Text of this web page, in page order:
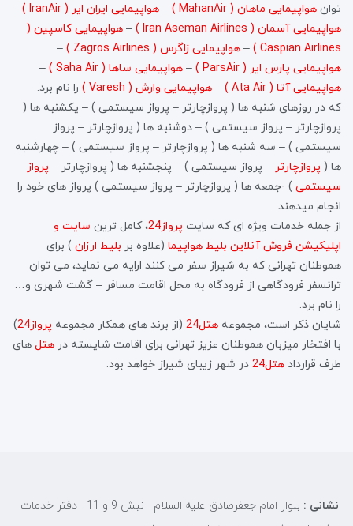
توان هواپیمایی ماهان ( MahanAir ) – هواپیمایی ایران ایر ( IranAir )
–
هواپیمایی آسمان ( Iran Aseman Airlines )
– هواپیمایی کاسپین (
Caspian Airlines )
– هواپیمایی زاگرس ( Zagros Airlines )
–
هواپیمایی پارس ایر ( ParsAir )
– هواپیمایی ساها ( Saha Air )
–
هواپیمایی آتا ( Ata Air )
– هواپیمایی وارش ( Varesh )
را نام برد.
که در روزهای شنبه ها ( پروازچارتر – پرواز سیستمی ) – یکشنبه ها (
پروازچارتر – پرواز سیستمی ) – دوشنبه ها ( پروازچارتر – پرواز
سیستمی ) – سه شنبه ها ( پروازچارتر – پرواز سیستمی ) – چهارشنبه
ها ( پروازچارتر – پرواز سیستمی ) – پنجشنبه ها ( پروازچارتر – پرواز
سیستمی ) -جمعه ها ( پروازچارتر – پرواز سیستمی ) پرواز های خود را
انجام میدهند.
از جمله خدمات ویژه ای که سایت پرواز24 ، کامل ترین سایت و
اپلیکیشن فروش آنلاین بلیط هواپیما (علاوه بر بلیط ارزان ) برای
هموطنان تهرانی که به شیراز سفر می کنند ارایه می نماید، می توان
ترانسفر فرودگاهی از فرودگاه به محل اقامت مسافر – گشت شهری و…
را نام برد.
شایان ذکر است، مجموعه هتل24 (از برند های همکار مجموعه پرواز24
)
با افتخار میزبان هموطنان عزیز تهرانی برای اقامت شایسته در هتل های
طرف قرارداد هتل24 در شهر زیبای شیراز خواهد بود.
نشانی :
بلوار امام جعفرصادق علیه السلام - نبش 9 و 11 - دفتر خدمات